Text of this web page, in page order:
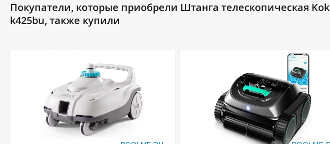
Покупатели, которые приобрели Штанга телескопическая
k425bu, также купили